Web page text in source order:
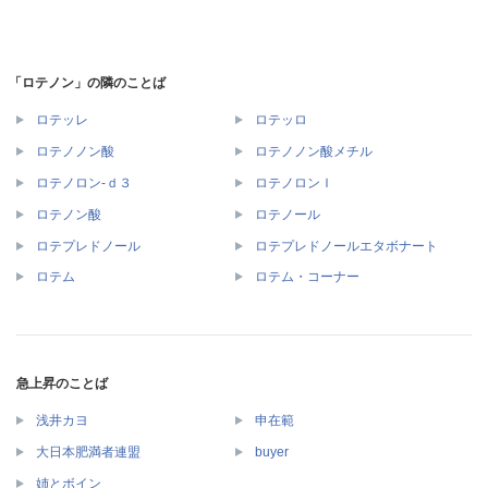
「ロテノン」の隣のことば
ロテッレ ロテッロ
ロテノノン酸 ロテノノン酸メチル
ロテノロン‐ｄ３ ロテノロンＩ
ロテノン酸 ロテノール
ロテプレドノール ロテプレドノールエタボナート
ロテム ロテム・コーナー
急上昇のことば
浅井カヨ 申在範
大日本肥満者連盟 buyer
姉とボイン